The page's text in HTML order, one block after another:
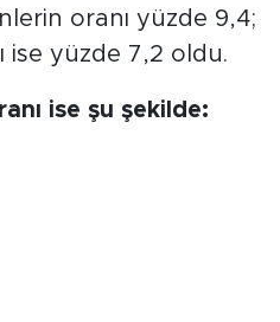
oranı yüzde 9,4;
ise yüzde 7,2 oldu.
ise şu şekilde: